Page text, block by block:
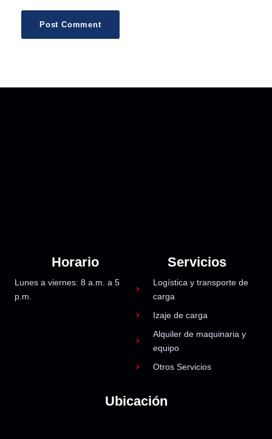
Horario
Lunes a viernes: 8 a.m. a 5
p.m.
Servicios
Logística y transporte de
carga
Izaje de carga
Alquiler de maquinaria y
equipo
Otros Servicios
Ubicación